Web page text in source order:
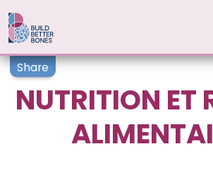
Share
NUTRITION ET